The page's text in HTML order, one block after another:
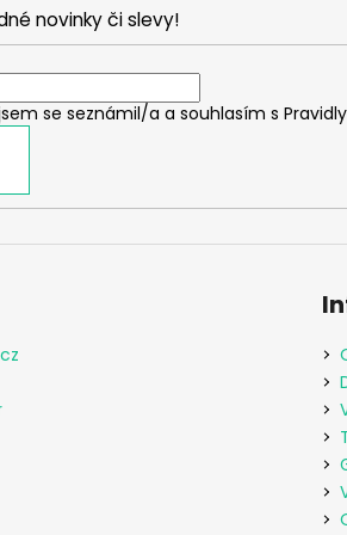
novinky či slevy!
se seznámil/a a souhlasím s Pravidly